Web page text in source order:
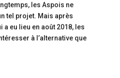
les Aspois ne
tel projet. Mais après
a eu lieu en août 2018, les
à l’alternative que